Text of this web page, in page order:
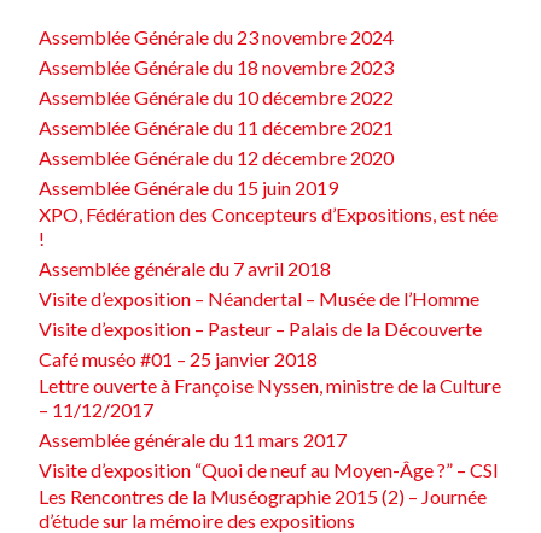
Assemblée Générale du 23 novembre 2024
Assemblée Générale du 18 novembre 2023
Assemblée Générale du 10 décembre 2022
Assemblée Générale du 11 décembre 2021
Assemblée Générale du 12 décembre 2020
Assemblée Générale du 15 juin 2019
XPO, Fédération des Concepteurs d’Expositions, est née
!
Assemblée générale du 7 avril 2018
Visite d’exposition – Néandertal – Musée de l’Homme
Visite d’exposition – Pasteur – Palais de la Découverte
Café muséo #01 – 25 janvier 2018
Lettre ouverte à Françoise Nyssen, ministre de la Culture
– 11/12/2017
Assemblée générale du 11 mars 2017
Visite d’exposition “Quoi de neuf au Moyen-Âge ?” – CSI
Les Rencontres de la Muséographie 2015 (2) – Journée
d’étude sur la mémoire des expositions